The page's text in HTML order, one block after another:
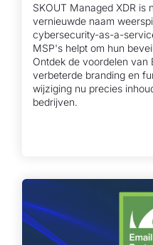
SKOUT Managed XDR is
vernieuwde naam
cybersecurity-as-a-
MSP's helpt om hun
Ontdek de voordelen van
verbeterde branding en
wijziging nu precies
bedrijven.